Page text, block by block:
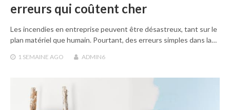
erreurs qui coûtent cher
Les incendies en entreprise peuvent être désastreux, tant sur le
plan matériel que humain. Pourtant, des erreurs simples dans la…
1 SEMAINE AGO ADMIN6